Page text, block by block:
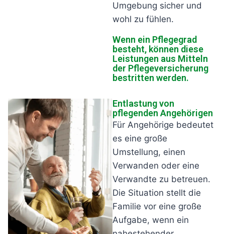
Umgebung sicher und
wohl zu fühlen.
Wenn ein Pflegegrad
besteht, können diese
Leistungen aus Mitteln
der Pflegeversicherung
bestritten werden.
Entlastung von
pflegenden Angehörigen
Für Angehörige bedeutet
es eine große
Umstellung, einen
Verwanden oder eine
Verwandte zu betreuen.
Die Situation stellt die
Familie vor eine große
Aufgabe, wenn ein